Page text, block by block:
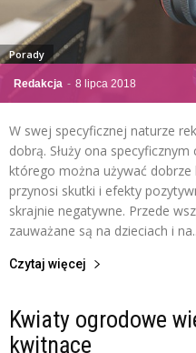
Redakcja - 8 lipca 2018
Porady
W swej specyficznej naturze
dobrą. Służy ona
którego można używać
przynosi skutki i efekty
skrajnie negatywne. Przede
zauważane są na dzieciach i
Czytaj więcej
Kwiaty ogrodowe
kwitnące